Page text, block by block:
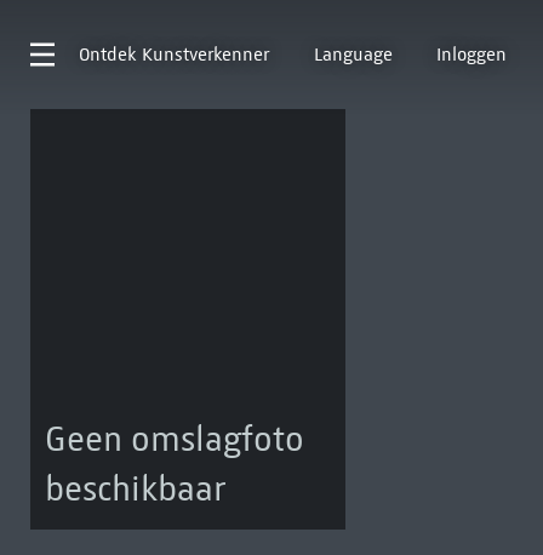
Ontdek Kunstverkenner Language Inloggen
Geen omslagfoto
beschikbaar